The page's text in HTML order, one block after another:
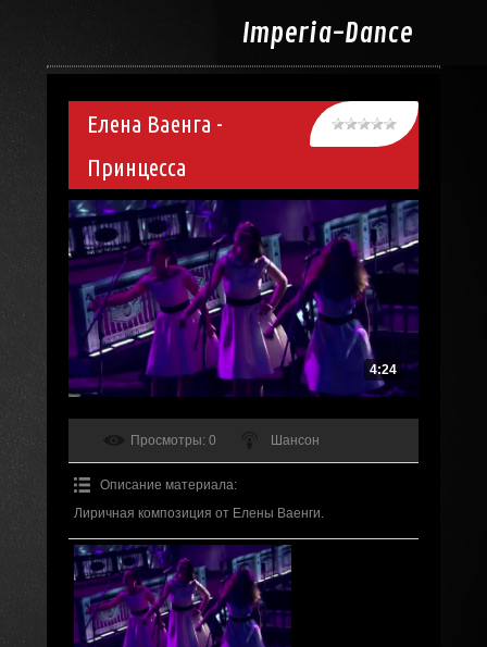
Imperia-Dance
Елена Ваенга -
Принцесса
4:24
Просмотры: 0 Шансон
Описание материала:
Лиричная композиция от Елены Ваенги.